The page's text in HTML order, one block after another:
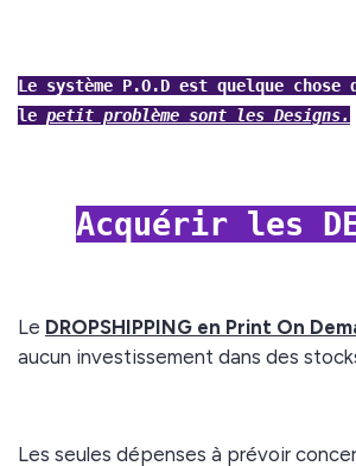
Le système P.O.D est quelque chose
le petit problème sont les Designs.
Acquérir les
Le DROPSHIPPING en Print On
aucun investissement dans des
Les seules dépenses à prévoir